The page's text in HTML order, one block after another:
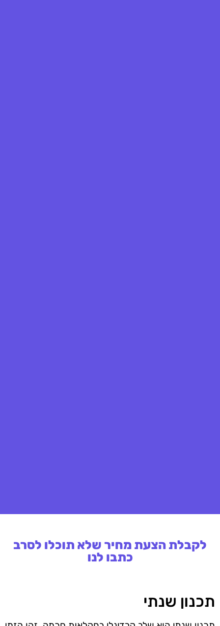
לקבלת הצעת מחיר שלא תוכלו לסרב
כתבו לנו
תכנון שנתי